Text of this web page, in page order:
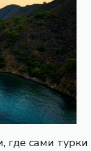
где сами турки